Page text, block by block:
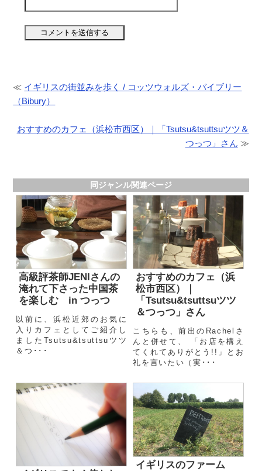
≪ イギリスの街並みを歩く / コッツウォルズ・バイブリー
（Bibury）
おすすめのカフェ（浜松市西区）｜「Tsutsu&tsuttsuツツ＆
つっつ」さん ≫
同ジャンル関連ページ
高級評茶師JENIさんの
淹れて下さった中国茶
を楽しむ in つっつ
以前に、浜松近郊のお気に
入りカフェとしてご紹介し
ましたTsutsu&tsuttsuツツ
＆つ･･･
おすすめのカフェ（浜
松市西区）｜
「Tsutsu&tsuttsuツツ
＆つっつ」さん
こちらも、前出のRachelさ
んと併せて、 「お店を構え
てくれてありがとう!!」とお
礼を言いたい（実･･･
イギリスのファーム